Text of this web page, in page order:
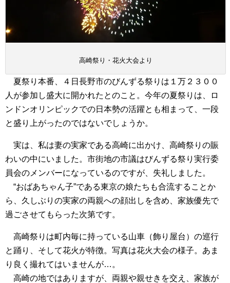
高崎祭り・花火大会より
夏祭り本番、４日長野市のびんずる祭りは１万２３００
人が参加し盛大に開かれたとのこと。今年の夏祭りは、ロ
ンドンオリンピックでの日本勢の活躍とも相まって、一段
と盛り上がったのではないでしょうか。
実は、私は妻の実家である高崎に出かけ、高崎祭りの賑
わいの中にいました。市街地の市議はびんずる祭り実行委
員会のメンバーになっているのですが、失礼しました。
“おばあちゃん子”である東京の娘たちも合流することか
ら、久しぶりの実家の両親への顔出しを含め、家族優先で
過ごさせてもらった次第です。
高崎祭りは町内毎に持っている山車（飾り屋台）の巡行
と踊り、そして花火が特徴。写真は花火大会の様子。あま
り良く撮れてはいませんが…。
高崎の地ではありますが、両親や親せきを交え、家族が